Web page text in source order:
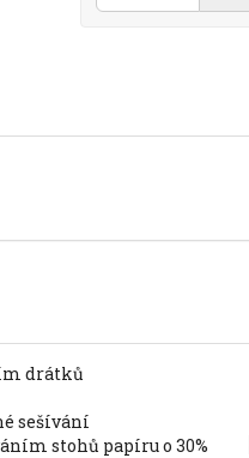
drátků
sešívání
stohů papíru o 30%